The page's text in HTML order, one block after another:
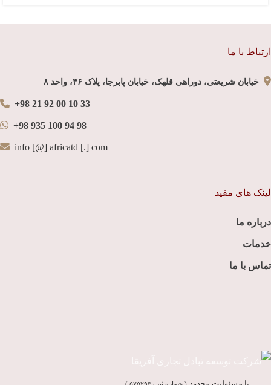
ارتباط با ما
خیابان شریعتی، دوراهی قلهک، خیابان پابرجا، پلاک ۴۶، واحد ۸
+98 21 92 00 10 33
+98 935 100 94 98
info [@] africatd [.] com
لینک های مفید
درباره ما
خدمات
تماس با ما